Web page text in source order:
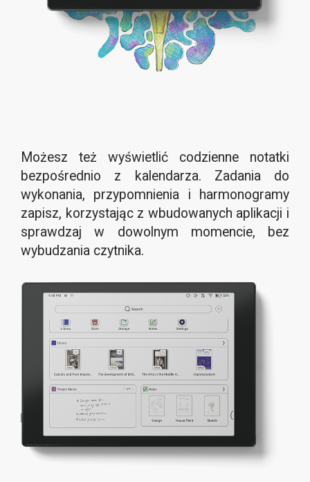
Możesz też wyświetlić codzienne notatki
bezpośrednio z kalendarza. Zadania do
wykonania, przypomnienia i harmonogramy
zapisz, korzystając z wbudowanych aplikacji i
sprawdzaj w dowolnym momencie, bez
wybudzania czytnika.